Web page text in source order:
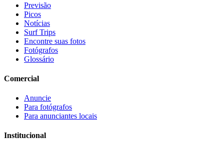
Previsão
Picos
Notícias
Surf Trips
Encontre suas fotos
Fotógrafos
Glossário
Comercial
Anuncie
Para fotógrafos
Para anunciantes locais
Institucional